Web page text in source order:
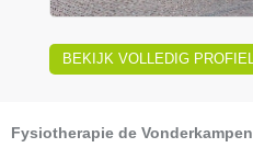
BEKIJK VOLLEDIG PROFIEL
Fysiotherapie de Vonderkampen